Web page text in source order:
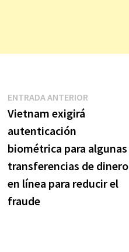
Navegación
de
entradas
ENTRADA ANTERIOREntrada
Vietnam exigirá
autenticación
biométrica para algunas
transferencias de dinero
en línea para reducir el
fraude